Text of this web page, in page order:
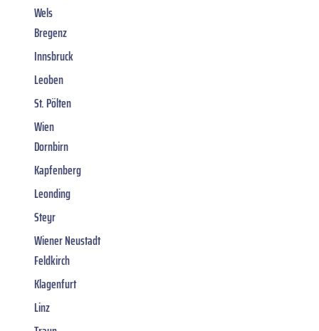
Wels
Bregenz
Innsbruck
Leoben
St. Pölten
Wien
Dornbirn
Kapfenberg
Leonding
Steyr
Wiener Neustadt
Feldkirch
Klagenfurt
Linz